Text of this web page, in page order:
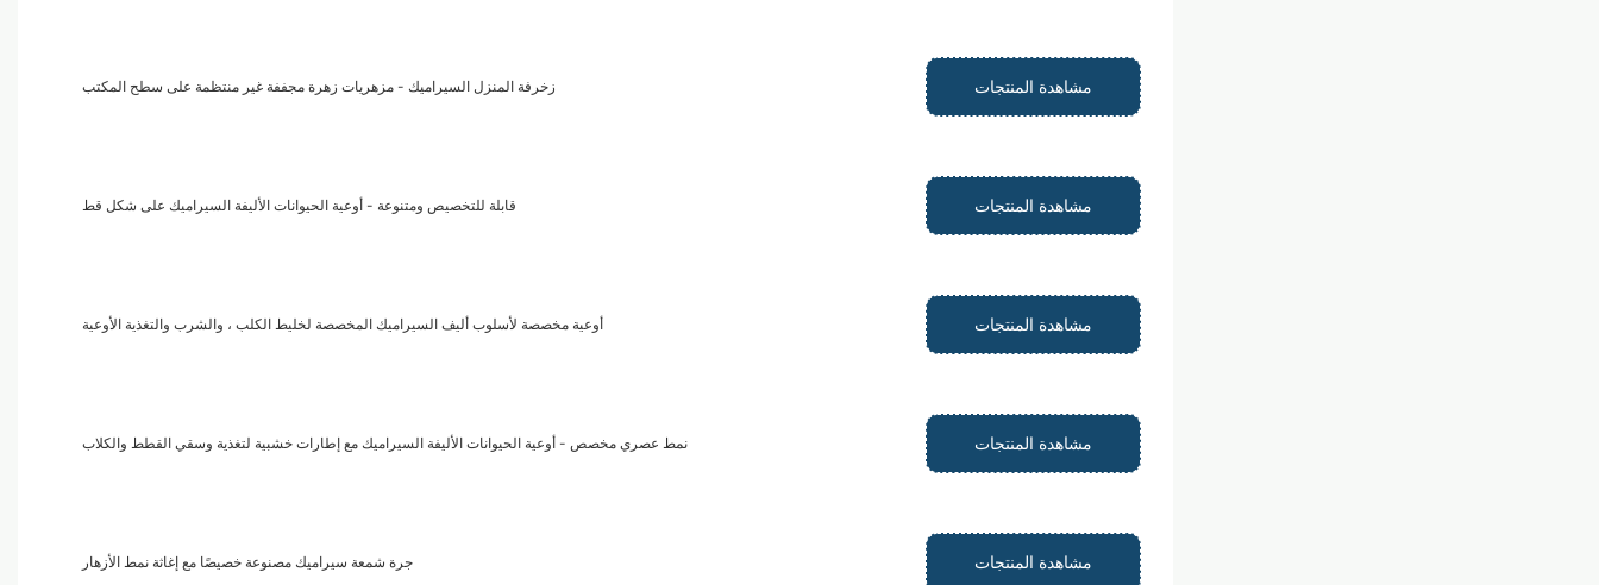
زخرفة المنزل السيراميك - مزهريات زهرة مجففة غير منتظمة على سطح المكتب مشاهدة المنتجات
قابلة للتخصيص ومتنوعة - أوعية الحيوانات الأليفة السيراميك على شكل قط مشاهدة المنتجات
أوعية مخصصة لأسلوب أليف السيراميك المخصصة لخليط الكلب ، والشرب والتغذية الأوعية مشاهدة المنتجات
نمط عصري مخصص - أوعية الحيوانات الأليفة السيراميك مع إطارات خشبية لتغذية وسقي القطط والكلاب مشاهدة المنتجات
جرة شمعة سيراميك مصنوعة خصيصًا مع إغاثة نمط الأزهار مشاهدة المنتجات